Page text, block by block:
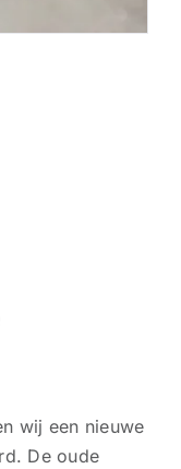
wij een nieuwe
De oude